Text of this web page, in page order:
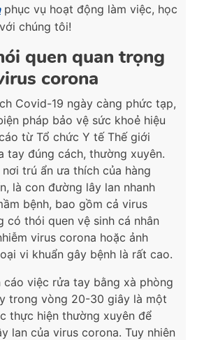
phục vụ hoạt động làm việc, học
chúng tôi!
quen quan trọng
corona
Covid-19 ngày càng phức tạp,
pháp bảo vệ sức khoẻ hiệu
từ Tổ chức Y tế Thế giới
tay đúng cách, thường xuyên.
trú ẩn ưa thích của hàng
là con đường lây lan nhanh
bệnh, bao gồm cả virus
có thói quen vệ sinh cá nhân
virus corona hoặc ảnh
vi khuẩn gây bệnh là rất cao.
cáo việc rửa tay bằng xà phòng
trong vòng 20-30 giây là một
thực hiện thường xuyên để
lan của virus corona. Tuy nhiên